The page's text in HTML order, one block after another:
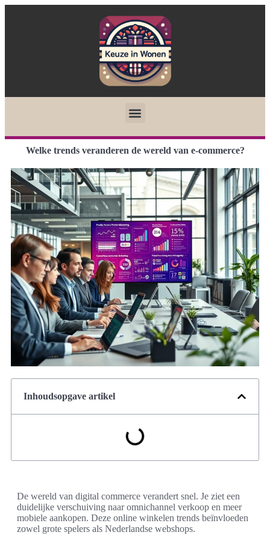
Welke trends veranderen de wereld van e-commerce?
Inhoudsopgave artikel
De wereld van digital commerce verandert snel. Je ziet een
duidelijke verschuiving naar omnichannel verkoop en meer
mobiele aankopen. Deze online winkelen trends beïnvloeden
zowel grote spelers als Nederlandse webshops.